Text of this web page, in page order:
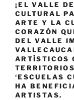
¡EL VALLE
CULTURAL
ARTE Y LA
CORAZÓN
DEL VALLE
ARTÍSTICOS
‘ESCUELAS
HA
ARTISTAS.